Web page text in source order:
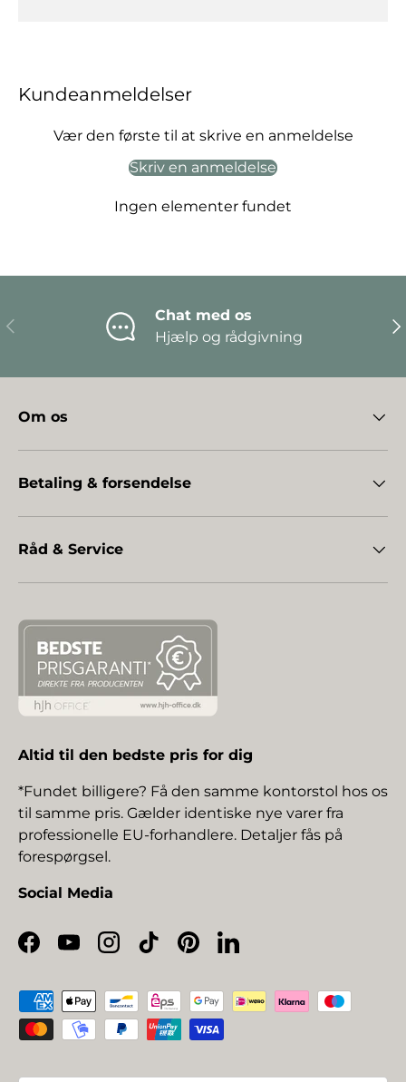
Kundeanmeldelser
Vær den første til at skrive en anmeldelse
Skriv en anmeldelse
Ingen elementer fundet
Forrige
Chat med os
Hjælp og rådgivning
Om os
Betaling & forsendelse
Råd & Service
Altid til den bedste pris for dig
*Fundet billigere? Få den samme kontorstol hos os
til samme pris. Gælder identiske nye varer fra
professionelle EU-forhandlere. Detaljer fås på
forespørgsel.
Social Media
Facebook
YouTubeInstagram
TikTokPinterestLinkedIn
Betalingsmetoder